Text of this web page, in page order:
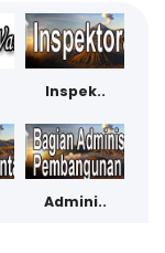
Inspek..
Admini..